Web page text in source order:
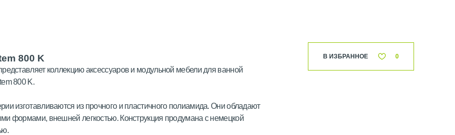
800 K
коллекцию аксессуаров и модульной мебели для ванной
800 K.
изготавливаются из прочного и пластичного полиамида. Они обладают
формами, внешней легкостью. Конструкция продумана с немецкой
В ИЗБРАННОЕ 0